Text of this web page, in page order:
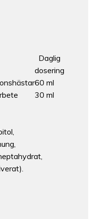
Daglig
dosering
60 ml
30 ml